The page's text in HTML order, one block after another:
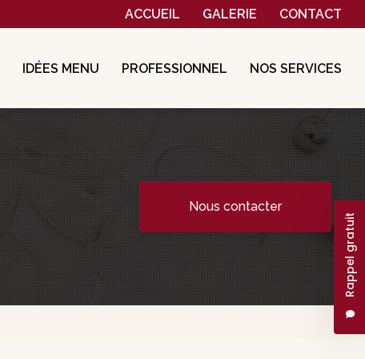
Navigation secondaire
ACCUEIL GALERIE CONTACT
Rappel gratuit
IDÉES MENU PROFESSIONNEL NOS SERVICES
Nous contacter